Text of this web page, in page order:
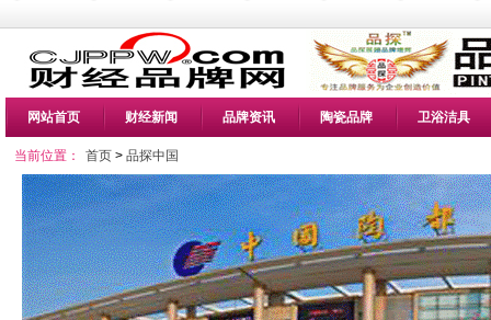
网站首页 财经新闻 品牌资讯 陶瓷品牌 卫浴洁具
当前位置： 首页 > 品探中国